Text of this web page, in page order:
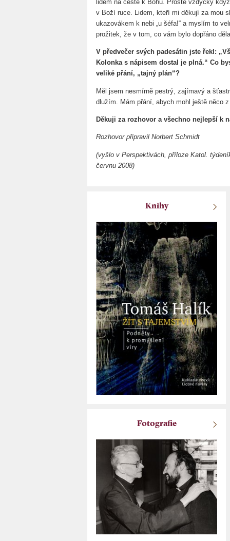
lidem na cestě k Bohu. Prostě vždycky
v Boží ruce. Lidem, kteří mi děkují za mou
ukazovákem k nebi „u šéfa!“ a myslím to
prožitek, že v tom, co vám bylo dopřáno
V předvečer svých padesátin jste řekl:
Kolonka s nápisem dostal je plná.“ Co
veliké přání, „tajný plán“?
Měl jsem nesmírně pestrý, zajímavý a
dlužím. Mám přání, abych mohl ještě něco
Děkuji za rozhovor a všechno nejlepší k
Rozhovor připravil Norbert Schmidt
(vyšlo v Perspektivách, příloze Katol.
červnu 2008)
Knihy
Fotografie